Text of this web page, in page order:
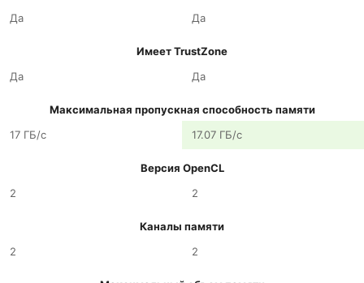
Да
Да
Имеет TrustZone
Да
Да
Максимальная пропускная способность памяти
17 ГБ/с
17.07 ГБ/с
Версия OpenCL
2
2
Каналы памяти
2
2